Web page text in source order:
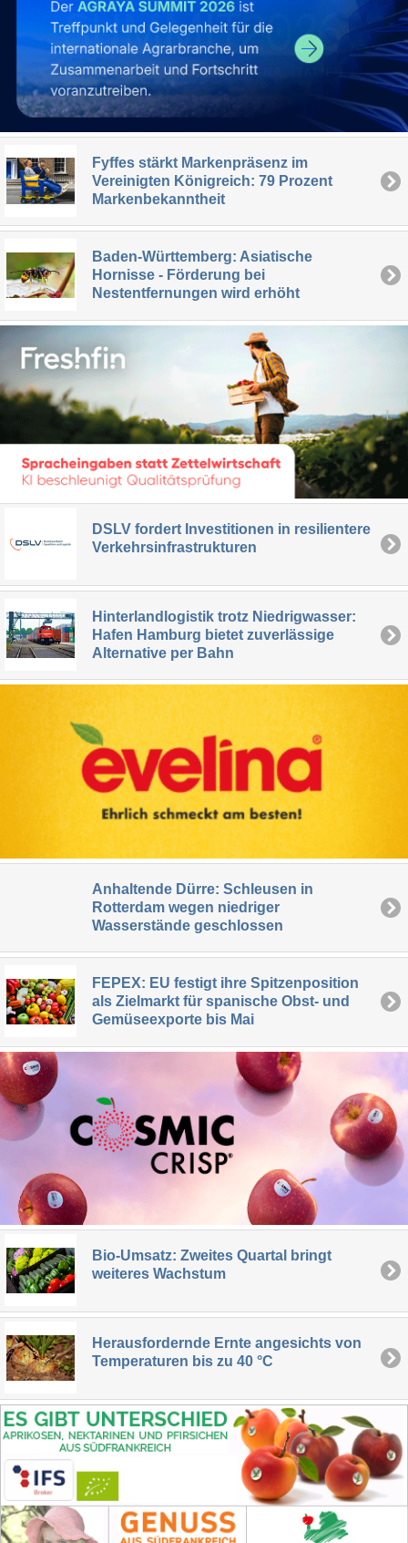
Fyffes stärkt Markenpräsenz im
Vereinigten Königreich: 79 Prozent
Markenbekanntheit
Baden-Württemberg: Asiatische
Hornisse - Förderung bei
Nestentfernungen wird erhöht
DSLV fordert Investitionen in resilientere
Verkehrsinfrastrukturen
Hinterlandlogistik trotz Niedrigwasser:
Hafen Hamburg bietet zuverlässige
Alternative per Bahn
Anhaltende Dürre: Schleusen in
Rotterdam wegen niedriger
Wasserstände geschlossen
FEPEX: EU festigt ihre Spitzenposition
als Zielmarkt für spanische Obst- und
Gemüseexporte bis Mai
Bio-Umsatz: Zweites Quartal bringt
weiteres Wachstum
Herausfordernde Ernte angesichts von
Temperaturen bis zu 40 °C